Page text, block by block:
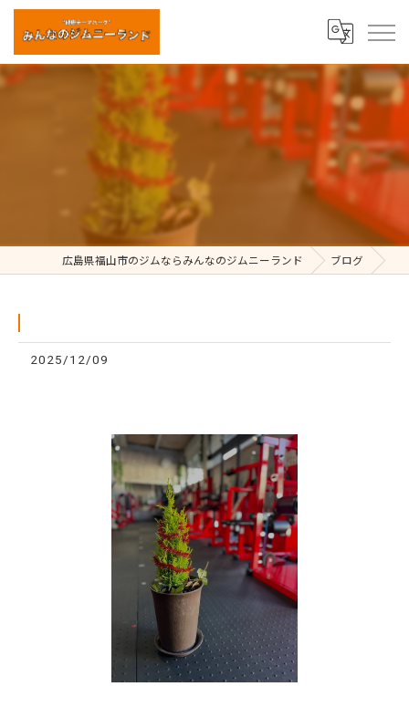
広島県福山市のジムならみんなのジムニーランド ブログ
2025/12/09